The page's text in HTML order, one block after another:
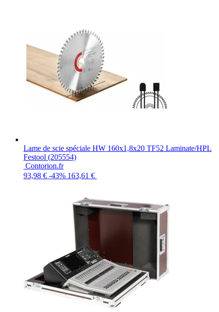
Lame de scie spéciale HW 160x1,8x20 TF52 Laminate/HPL
Festool (205554)
Contorion.fr
93,98 € -43% 163,61 €